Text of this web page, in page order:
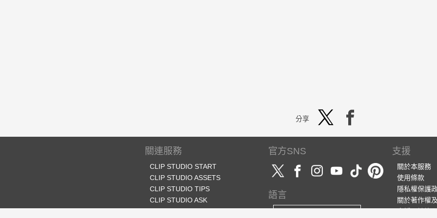
分享
關連服務
CLIP STUDIO START
CLIP STUDIO ASSETS
CLIP STUDIO TIPS
CLIP STUDIO ASK
官方SNS
語言
支援
關於本服務
使用條款
隱私權保護
關於著作權